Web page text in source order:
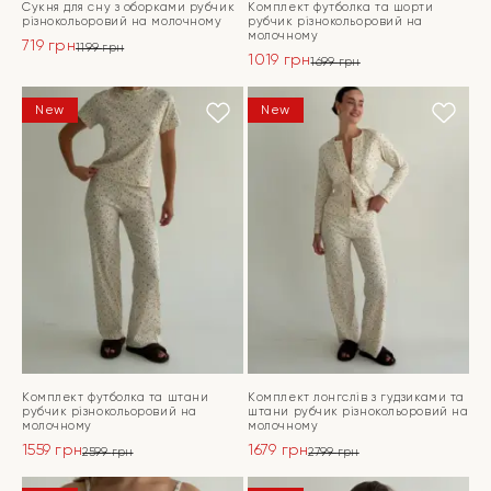
Сукня для сну з оборками рубчик
різнокольоровий на молочному
1199грн
1199 грн.
719 грн
719 грн.
ПЕРЕЙТИ
Комплект футболка та шорти
рубчик різнокольоровий на
молочному
1699грн
ціна:
1699 грн.
1019 грн
ціна:
1019 грн.
ПЕРЕЙТИ
New
Комплект футболка та штани
рубчик різнокольоровий на
молочному
2599грн
ціна:
1559 грн
ціна:
New
Комплект лонгслів з гудзиками та
штани рубчик різнокольоровий на
молочному
2799грн
ціна:
1679 грн
ціна: